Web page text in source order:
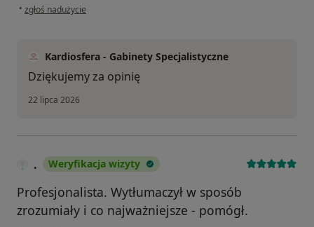
• w opinii użytkownika Marek
zgłoś nadużycie
Kardiosfera - Gabinety Specjalistyczne
Dziękujemy za opinię
22 lipca 2026
. Weryfikacja wizyty
Profesjonalista. Wytłumaczył w sposób
zrozumiały i co najważniejsze - pomógł.